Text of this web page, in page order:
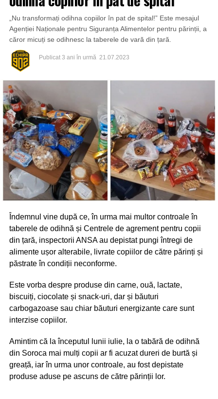
„Nu transformați odihna copiilor în pat de spital!” Este mesajul
Agenției Naționale pentru Siguranța Alimentelor pentru părinții, a
căror micuți se odihnesc la taberele de vară din țară.
Publicat 3 ani în urmă 21.07.2023
Îndemnul vine după ce, în urma mai multor controale în
taberele de odihnă și Centrele de agrement pentru copii
din țară, inspectorii ANSA au depistat pungi întregi de
alimente ușor alterabile, livrate copiilor de către părinți și
păstrate în condiții neconforme.
Este vorba despre produse din carne, ouă, lactate,
biscuiți, ciocolate și snack-uri, dar și băuturi
carbogazoase sau chiar băuturi energizante care sunt
interzise copiilor.
Amintim că la începutul lunii iulie, la o tabără de odihnă
din Soroca mai mulți copii ar fi acuzat dureri de burtă și
greață, iar în urma unor controale, au fost depistate
produse aduse pe ascuns de către părinții lor.